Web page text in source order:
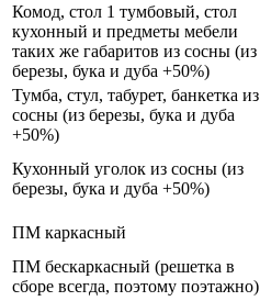
Комод, стол 1 тумбовый, стол
кухонный и предметы мебели
таких же габаритов из сосны (из
березы, бука и дуба +50%)
Тумба, стул, табурет, банкетка из
сосны (из березы, бука и дуба
+50%)
Кухонный уголок из сосны (из
березы, бука и дуба +50%)
ПМ каркасный
ПМ бескаркасный (решетка в
сборе всегда, поэтому поэтажно)